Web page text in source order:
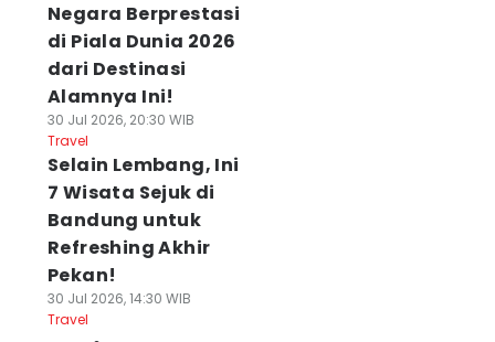
Negara Berprestasi
di Piala Dunia 2026
dari Destinasi
Alamnya Ini!
30 Jul 2026, 20:30 WIB
Travel
Selain Lembang, Ini
7 Wisata Sejuk di
Bandung untuk
Refreshing Akhir
Pekan!
30 Jul 2026, 14:30 WIB
Travel